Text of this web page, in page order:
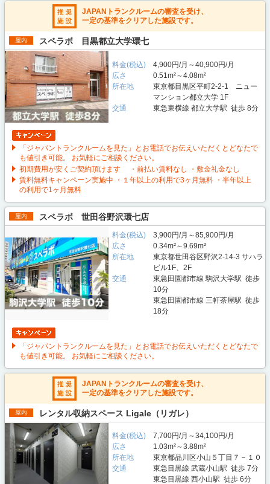
JAPANトランクルームの審査を受け、
一定の基準をクリアした施設です。
屋内 スペラボ 目黒都立大学環七
料金(税込)
4,900円/月～40,900円/月
広さ
0.51m²～4.08m²
所在地
東京都目黒区平町2-2-1 ニュー
マンション都立大学 1F
交通
東急東横線 都立大学駅 徒歩 8分
「ジャパントランクルームを見た」とお電話でお伝えいただくとどなたで
も値引き可能。 お気軽にご相談ください。
初期費用が安くご契約頂けます ・前払い賃料なし ・敷金礼金なし
賃料無料キャンペーン実施中 ・１年以上の利用で3ヶ月無料 ・半年以上
の利用で1ヶ月無料
屋内 スペラボ 世田谷野沢環七店
料金(税込)
3,900円/月～85,900円/月
広さ
0.34m²～9.69m²
所在地
東京都世田谷区野沢2-14-3 サハラ
ビル1F、2F
交通
東急田園都市線 駒沢大学駅 徒歩
10分
東急田園都市線 三軒茶屋駅 徒歩
18分
「ジャパントランクルームを見た」とお電話でお伝えいただくとどなたで
も値引き可能。 お気軽にご相談ください。
JAPANトランクルームの審査を受け、
一定の基準をクリアした施設です。
屋内 レンタル収納スペース Ligale（リガレ）
料金(税込)
7,700円/月～34,100円/月
広さ
1.03m²～3.88m²
所在地
東京都品川区小山５丁目７－１０
交通
東急目黒線 武蔵小山駅 徒歩 7分
東急目黒線 西小山駅 徒歩 6分